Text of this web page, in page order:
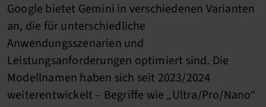
Google bietet Gemini in verschiedenen Varianten
an, die für unterschiedliche
Anwendungsszenarien und
Leistungsanforderungen optimiert sind. Die
Modellnamen haben sich seit 2023/2024
weiterentwickelt – Begriffe wie „Ultra/Pro/Nano“